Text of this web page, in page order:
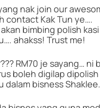
nak join our
contact Kak Tun ye….
bimbing polish
ahakss! Trust me!
RM70 je sayang… ni
boleh digilap
dalam bisness Shaklee.